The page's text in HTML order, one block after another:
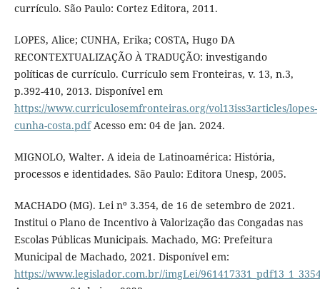
currículo. São Paulo: Cortez Editora, 2011.
LOPES, Alice; CUNHA, Erika; COSTA, Hugo DA
RECONTEXTUALIZAÇÃO À TRADUÇÃO: investigando
políticas de currículo. Currículo sem Fronteiras, v. 13, n.3,
p.392-410, 2013. Disponível em
https://www.curriculosemfronteiras.org/vol13iss3articles/lopes-
cunha-costa.pdfAcesso em: 04 de jan. 2024.
MIGNOLO, Walter. A ideia de Latinoamérica: História,
processos e identidades. São Paulo: Editora Unesp, 2005.
MACHADO (MG). Lei nº 3.354, de 16 de setembro de 2021.
Institui o Plano de Incentivo à Valorização das Congadas nas
Escolas Públicas Municipais. Machado, MG: Prefeitura
Municipal de Machado, 2021. Disponível em:
https://www.legislador.com.br//imgLei/